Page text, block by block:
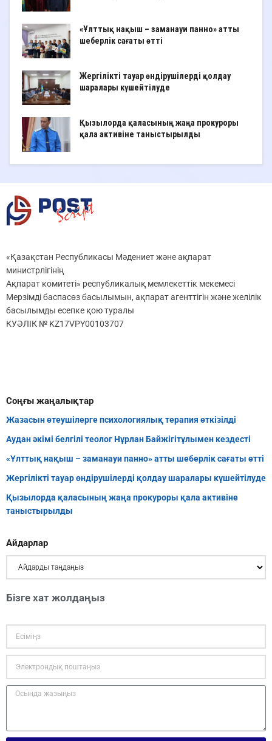
«Ұлттық нақыш – заманауи панно» атты
шеберлік сағаты өтті
Жергілікті тауар өндірушілерді қолдау
шаралары күшейтілуде
Қызылорда қаласының жаңа прокуроры
қала активіне таныстырылды
«Қазақстан Республикасы Мәдениет және ақпарат
министрлігінің
Ақпарат комитеті» республикалық мемлекеттік мекемесі
Мерзімді баспасөз басылымын, ақпарат агенттігін және желілік
басылымды есепке қою туралы
КУӘЛІК № KZ17VPY00103707
Соңғы жаңалықтар
Жазасын өтеушілерге психологиялық терапия өткізілді
Аудан әкімі белгілі теолог Нұрлан Байжігітұлымен кездесті
«Ұлттық нақыш – заманауи панно» атты шеберлік сағаты өтті
Жергілікті тауар өндірушілерді қолдау шаралары күшейтілуде
Қызылорда қаласының жаңа прокуроры қала активіне
таныстырылды
Айдарлар
Бізге хат жолдаңыз